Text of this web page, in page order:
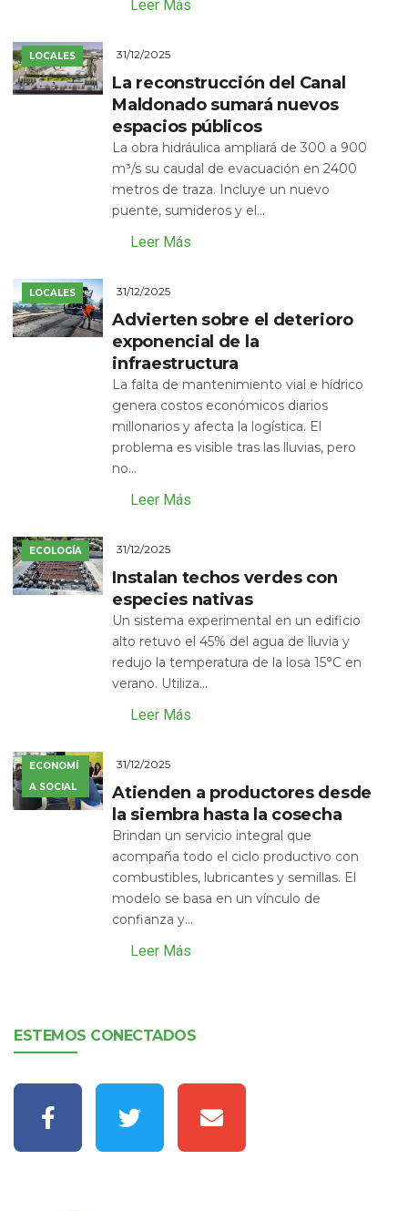
Leer Más
LOCALES 31/12/2025
La reconstrucción del Canal
Maldonado sumará nuevos
espacios públicos
La obra hidráulica ampliará de 300 a 900
m³/s su caudal de evacuación en 2400
metros de traza. Incluye un nuevo
puente, sumideros y el...
Leer Más
LOCALES 31/12/2025
Advierten sobre el deterioro
exponencial de la
infraestructura
La falta de mantenimiento vial e hídrico
genera costos económicos diarios
millonarios y afecta la logística. El
problema es visible tras las lluvias, pero
no...
Leer Más
ECOLOGÍA 31/12/2025
Instalan techos verdes con
especies nativas
Un sistema experimental en un edificio
alto retuvo el 45% del agua de lluvia y
redujo la temperatura de la losa 15°C en
verano. Utiliza...
Leer Más
ECONOMÍ
A SOCIAL
31/12/2025
Atienden a productores desde
la siembra hasta la cosecha
Brindan un servicio integral que
acompaña todo el ciclo productivo con
combustibles, lubricantes y semillas. El
modelo se basa en un vínculo de
confianza y...
Leer Más
ESTEMOS CONECTADOS